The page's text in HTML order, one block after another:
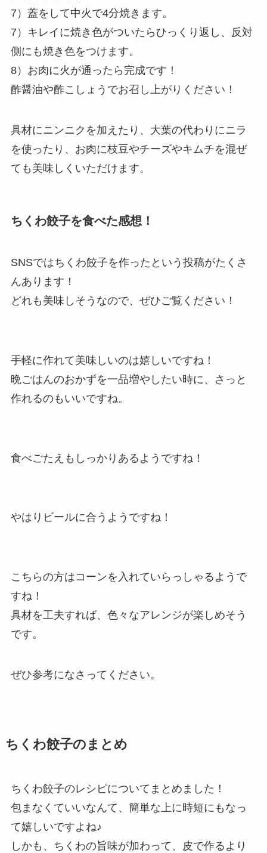
7）蓋をして中火で4分焼きます。
7）キレイに焼き色がついたらひっくり返し、反対
側にも焼き色をつけます。
8）お肉に火が通ったら完成です！
酢醤油や酢こしょうでお召し上がりください！
具材にニンニクを加えたり、 大葉の代わりにニラ
を使ったり、お肉に枝豆やチーズやキムチを混ぜ
ても美味しくいただけます。
ちくわ餃子を食べた感想！
SNSではちくわ餃子を作ったという投稿がたくさ
んあります！
どれも美味しそうなので、ぜひご覧ください！
手軽に作れて美味しいのは嬉しいですね！
晩ごはんのおかずを一品増やしたい時に、さっと
作れるのもいいですね。
食べごたえもしっかりあるようですね！
やはりビールに合うようですね！
こちらの方はコーンを入れていらっしゃるようで
すね！
具材を工夫すれば、色々なアレンジが楽しめそう
です。
ぜひ参考になさってください。
ちくわ餃子のまとめ
ちくわ餃子のレシピについてまとめました！
包まなくていいなんて、簡単な上に時短にもなっ
て嬉しいですよね♪
しかも、ちくわの旨味が加わって、皮で作るより